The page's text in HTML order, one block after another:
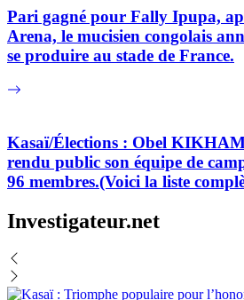
Pari gagné pour Fally Ipupa,
Arena, le mucisien congolais
se produire au stade de France.
Kasaï/Élections : Obel
rendu public son équipe de
96 membres.(Voici la liste
Investigateur.net